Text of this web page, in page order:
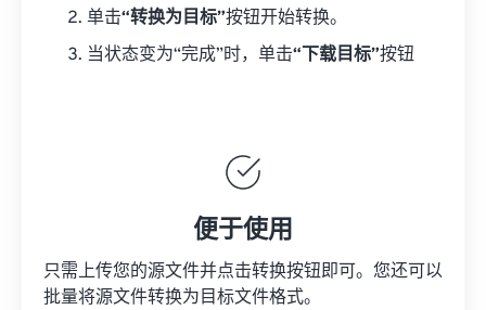
单击“转换为目标”按钮开始转换。
当状态变为“完成”时，单击“下载目标”按钮
便于使用
只需上传您的源文件并点击转换按钮即可。您还可以
批量将源文件转换为目标文件格式。